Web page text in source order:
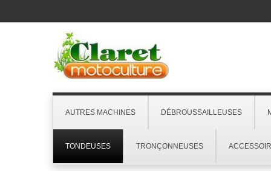
AUTRES MACHINES DÉBROUSSAILLEUSES
TONDEUSES TRONÇONNEUSES